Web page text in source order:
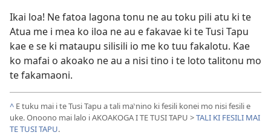
Ikai loa! Ne fatoa lagona tonu ne au toku pili atu ki te
Atua me i mea ko iloa ne au e fakavae ki te Tusi Tapu
kae e se ki mataupu silisili io me ko tuu fakalotu. Kae
ko mafai o akoako ne au a nisi tino i te loto talitonu mo
te fakamaoni.
^ E tuku mai i te Tusi Tapu a tali ma‵nino ki fesili konei mo nisi fesili e
uke. Onoono mai lalo i AKOAKOGA I TE TUSI TAPU >TALI KI FESILI MAI
TE TUSI TAPU.